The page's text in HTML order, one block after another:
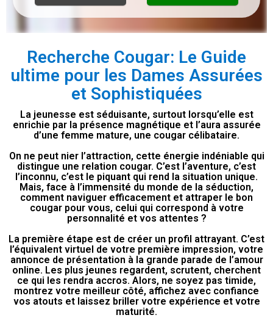
Recherche Cougar: Le Guide
ultime pour les Dames Assurées
et Sophistiquées
La jeunesse est séduisante, surtout lorsqu’elle est
enrichie par la présence magnétique et l’aura assurée
d’une femme mature, une cougar célibataire.
On ne peut nier l’attraction, cette énergie indéniable qui
distingue une relation cougar. C’est l’aventure, c’est
l’inconnu, c’est le piquant qui rend la situation unique.
Mais, face à l’immensité du monde de la séduction,
comment naviguer efficacement et attraper le bon
cougar pour vous, celui qui correspond à votre
personnalité et vos attentes ?
La première étape est de créer un profil attrayant. C’est
l’équivalent virtuel de votre première impression, votre
annonce de présentation à la grande parade de l’amour
online. Les plus jeunes regardent, scrutent, cherchent
ce qui les rendra accros. Alors, ne soyez pas timide,
montrez votre meilleur côté, affichez avec confiance
vos atouts et laissez briller votre expérience et votre
maturité.